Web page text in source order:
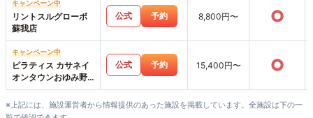
キャンペーン中
リントスルグローボ
蘇我店
公式 予約 8,800円〜 ○
キャンペーン中
ピラティス カサネイ
オンタウンおゆみ野
店
公式 予約 15,400円〜 ○
※上記には、施設運営者から情報提供のあった施設を掲載しています。全施設は下の一